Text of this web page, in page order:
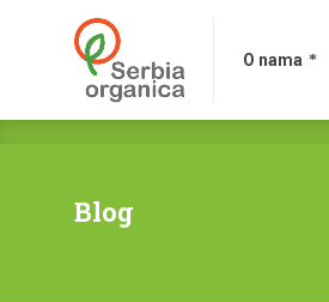
O nama
Blog